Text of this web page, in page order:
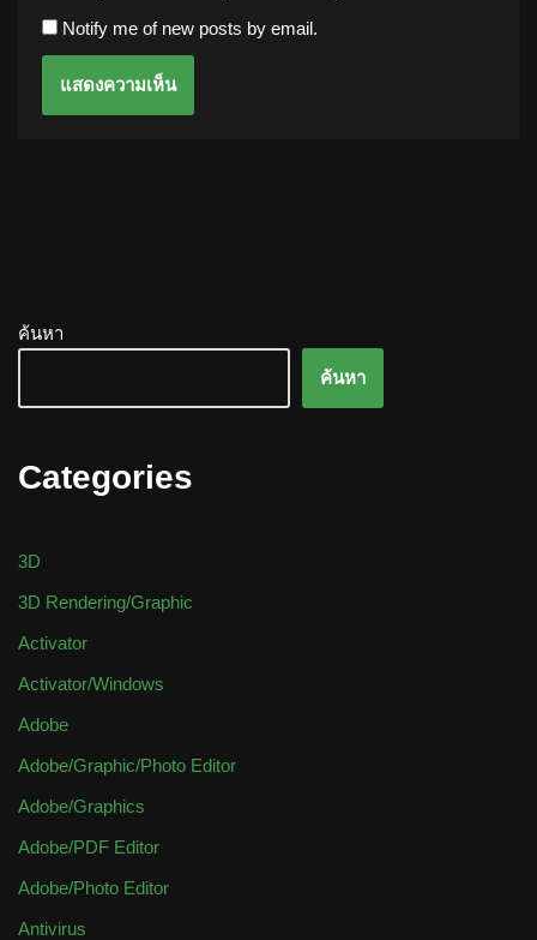
Notify me of new posts by email.
ค้นหา
ค้นหา
Categories
3D
3D Rendering/Graphic
Activator
Activator/Windows
Adobe
Adobe/Graphic/Photo Editor
Adobe/Graphics
Adobe/PDF Editor
Adobe/Photo Editor
Antivirus